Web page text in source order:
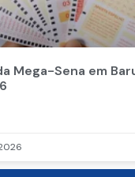
Mega-Sena em